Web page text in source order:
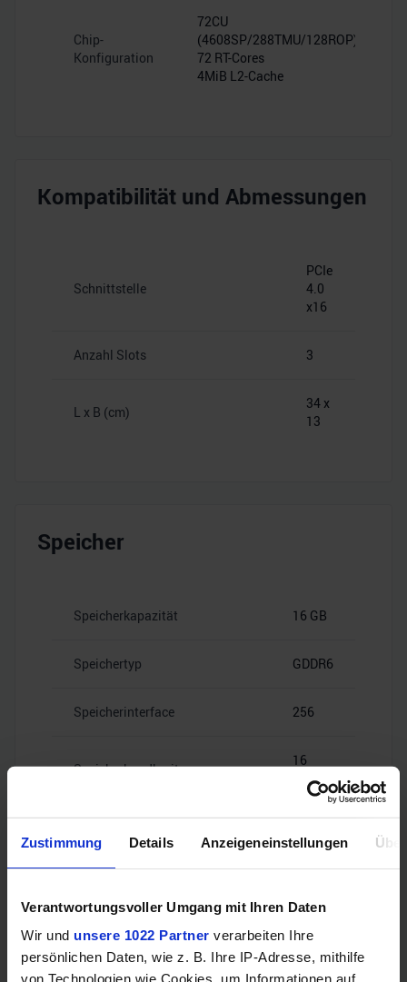
Zustimmung Details Anzeigeneinstellungen
Verantwortungsvoller Umgang mit Ihren Daten
Wir und unsere 1022 Partner verarbeiten Ihre
persönlichen Daten, wie z. B. Ihre IP-Adresse, mithilfe
von Technologien wie Cookies, um Informationen auf
Chip-
Konfiguration
72CU
(4608SP/288TMU/128ROP)
72 RT-Cores
4MiB L2-Cache
Kompatibilität und Abmessungen
Schnittstelle
PCIe
4.0
x16
Anzahl Slots 3
L x B (cm)
34 x
13
Speicher
Speicherkapazität 16 GB
Speichertyp GDDR6
Speicherinterface 256
Speicherbandbreite
16
Gbps
Videoanschlüsse
1x HDMI